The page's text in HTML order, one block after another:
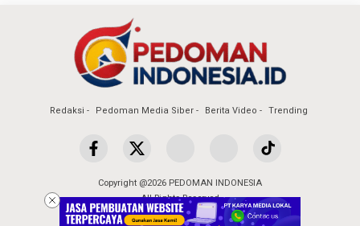
Redaksi Pedoman Media Siber Berita Video Trending
Copyright @2026 PEDOMAN INDONESIA
All Rights Reserved